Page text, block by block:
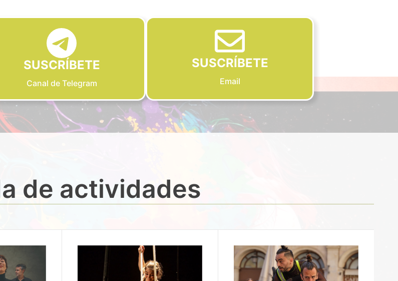
SUSCRÍBETE
Canal de Telegram
SUSCRÍBETE
Email
de actividades